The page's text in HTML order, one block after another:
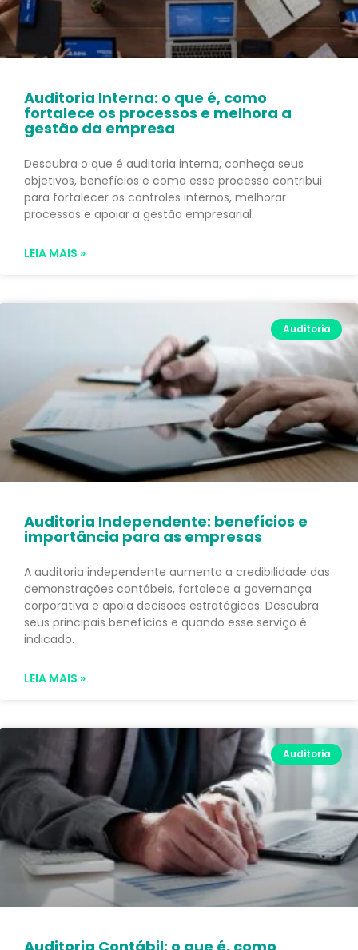
Auditoria Interna: o que é, como
fortalece os processos e melhora a
gestão da empresa
Descubra o que é auditoria interna, conheça seus
objetivos, benefícios e como esse processo contribui
para fortalecer os controles internos, melhorar
processos e apoiar a gestão empresarial.
LEIA MAIS »
Auditoria
Auditoria Independente: benefícios e
importância para as empresas
A auditoria independente aumenta a credibilidade das
demonstrações contábeis, fortalece a governança
corporativa e apoia decisões estratégicas. Descubra
seus principais benefícios e quando esse serviço é
indicado.
LEIA MAIS »
Auditoria